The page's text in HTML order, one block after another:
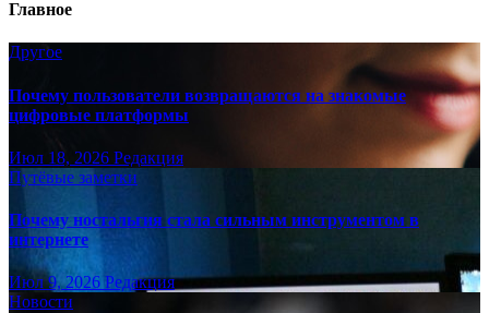
Главное
Другое
Почему пользователи возвращаются на знакомые
цифровые платформы
Июл 18, 2026 Редакция
Путёвые заметки
Почему ностальгия стала сильным инструментом в
интернете
Июл 9, 2026 Редакция
Новости